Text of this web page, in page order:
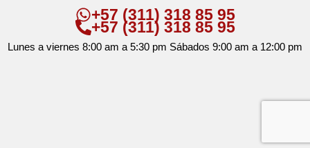
+57 (311) 318 85 95
+57 (311) 318 85 95
Lunes a viernes 8:00 am a 5:30 pm Sábados 9:00 am a 12:00 pm